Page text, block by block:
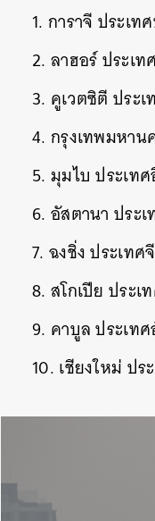
1. การาจี ประเท
2. ลาฮอร์ ประเ
3. คูเวตซิตี ประเ
4. กรุงเทพมหาน
5. มุมไบ ประเท
6. อัสตานา ประ
7. ฉงชิ่ง ประเทศ
8. สโกเปีย ประ
9. คาบูล ประเท
10. เชียงใหม่ ปร